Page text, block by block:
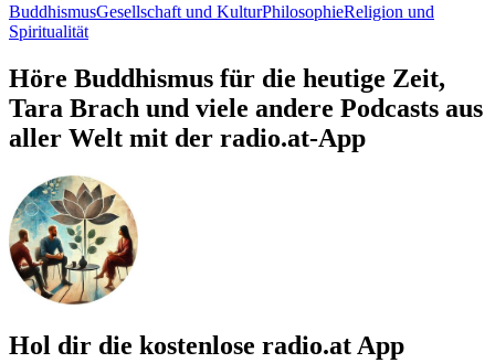
BuddhismusGesellschaft und KulturPhilosophieReligion und
Spiritualität
Höre Buddhismus für die heutige Zeit,
Tara Brach und viele andere Podcasts aus
aller Welt mit der radio.at-App
Hol dir die kostenlose radio.at App